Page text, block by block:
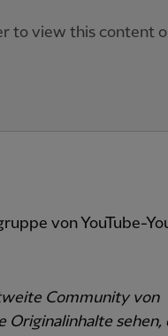
to view this content
von YouTube-
Community von
Originalinhalte sehen,